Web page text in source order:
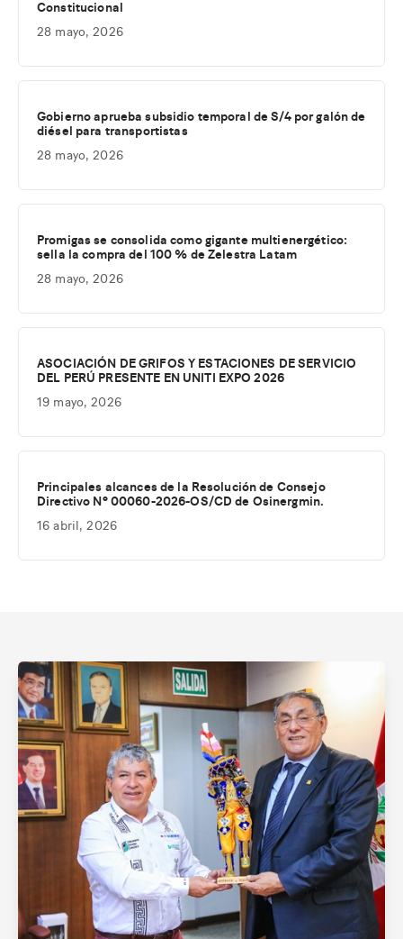
Constitucional
28 mayo, 2026
Gobierno aprueba subsidio temporal de S/4 por galón de
diésel para transportistas
28 mayo, 2026
Promigas se consolida como gigante multienergético:
sella la compra del 100 % de Zelestra Latam
28 mayo, 2026
ASOCIACIÓN DE GRIFOS Y ESTACIONES DE SERVICIO
DEL PERÚ PRESENTE EN UNITI EXPO 2026
19 mayo, 2026
Principales alcances de la Resolución de Consejo
Directivo Nº 00060-2026-OS/CD de Osinergmin.
16 abril, 2026